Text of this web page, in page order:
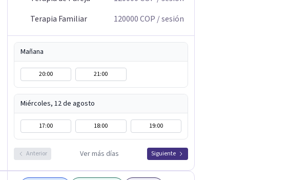
Terapia Familiar
120000COP / sesión
Mañana
20:00 21:00
Miércoles, 12 de agosto
17:00 18:00 19:00
Anterior Ver más días Siguiente